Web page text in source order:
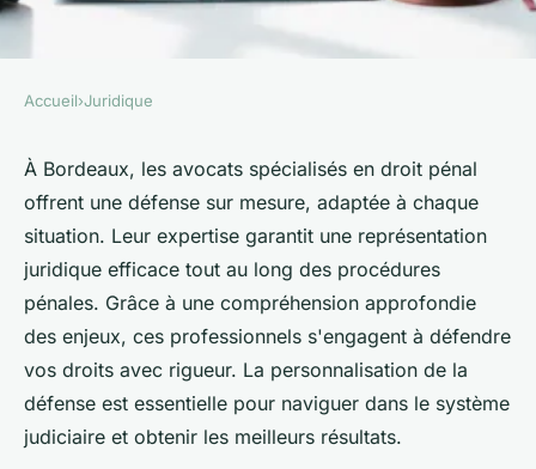
Avocats droit pénal bordeaux :
votre défense sur mesure
Maxime•26 octobre 2024•3 min de lecture
Accueil›Juridique
À Bordeaux, les avocats spécialisés en droit pénal
offrent une défense sur mesure, adaptée à chaque
situation. Leur expertise garantit une représentation
juridique efficace tout au long des procédures
pénales. Grâce à une compréhension approfondie
des enjeux, ces professionnels s'engagent à défendre
vos droits avec rigueur. La personnalisation de la
défense est essentielle pour naviguer dans le système
judiciaire et obtenir les meilleurs résultats.